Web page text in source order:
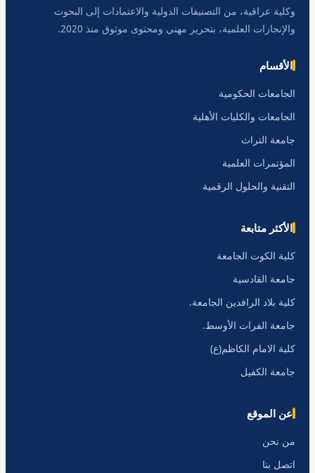
وكلية عراقية، من التصنيفات الدولية والاعتمادات إلى البحوث
والإنجازات العلمية، بتحرير مهني ومحتوى موثوق منذ 2020.
الأقسام
الجامعات الحكومية
الجامعات والكليات الأهلية
جامعة التراث
المؤتمرات العلمية
التقنية والحلول الرقمية
الأكثر متابعة
كلية الكوت الجامعة
جامعة القادسية
كلية بلاد الرافدين الجامعة.
جامعة الفرات الأوسط.
كلية الامام الكاظم(ع)
جامعة الكفيل
عن الموقع
من نحن
اتصل بنا